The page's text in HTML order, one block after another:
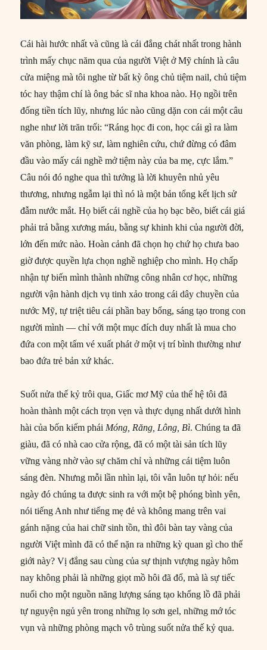
Cái hài hước nhất và cũng là cái đắng chát nhất trong hành
trình mấy chục năm qua của người Việt ở Mỹ chính là câu
cửa miệng mà tôi nghe từ bất kỳ ông chủ tiệm nail, chủ tiệm
tóc hay thậm chí là ông bác sĩ nha khoa nào. Họ ngồi trên
đống tiền tích lũy, nhưng lúc nào cũng dặn con cái một câu
nghe như lời trăn trối: “Ráng học đi con, học cái gì ra làm
văn phòng, làm kỹ sư, làm nghiên cứu, chứ đừng có đâm
đầu vào mấy cái nghề mở tiệm này của ba mẹ, cực lắm.”
Câu nói đó nghe qua thì tưởng là lời khuyên nhủ yêu
thương, nhưng ngẫm lại thì nó là một bản tổng kết lịch sử
đẫm nước mắt. Họ biết cái nghề của họ bạc bẽo, biết cái giá
phải trả bằng xương máu, bằng sự khinh khi của người đời,
lớn đến mức nào. Hoàn cảnh đã chọn họ chứ họ chưa bao
giờ được quyền lựa chọn nghề nghiệp cho mình. Họ chấp
nhận tự biến mình thành những công nhân cơ học, những
người vận hành dịch vụ tinh xảo trong cái dây chuyền của
nước Mỹ, tự triệt tiêu cái phần bay bổng, sáng tạo trong con
người mình — chỉ với một mục đích duy nhất là mua cho
đứa con một tấm vé xuất phát ở một vị trí bình thường như
bao đứa trẻ bản xứ khác.
Suốt nửa thế kỷ trôi qua, Giấc mơ Mỹ của thế hệ tôi đã
hoàn thành một cách trọn vẹn và thực dụng nhất dưới hình
hài của bốn kiếm phái Móng, Răng, Lông, Bì. Chúng ta đã
giàu, đã có nhà cao cửa rộng, đã có một tài sản tích lũy
vững vàng nhờ vào sự chăm chỉ và những cái tiệm luôn
sáng đèn. Nhưng mỗi lần nhìn lại, tôi vẫn luôn tự hỏi: nếu
ngày đó chúng ta được sinh ra với một bệ phóng bình yên,
nói tiếng Anh như tiếng mẹ đẻ và không mang trên vai
gánh nặng của hai chữ sinh tồn, thì đôi bàn tay vàng của
người Việt mình đã có thể nặn ra những kỳ quan gì cho thế
giới này? Vị đắng sau cùng của sự thịnh vượng ngày hôm
nay không phải là những giọt mồ hôi đã đổ, mà là sự tiếc
nuối cho một nguồn năng lượng sáng tạo khổng lồ đã phải
tự nguyện ngủ yên trong những lọ sơn gel, những mớ tóc
vụn và những phòng mạch vô trùng suốt nửa thế kỷ qua.